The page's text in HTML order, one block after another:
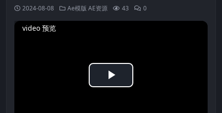
2024-08-08 Ae模版 AE资源 43 0
video 预览
Play